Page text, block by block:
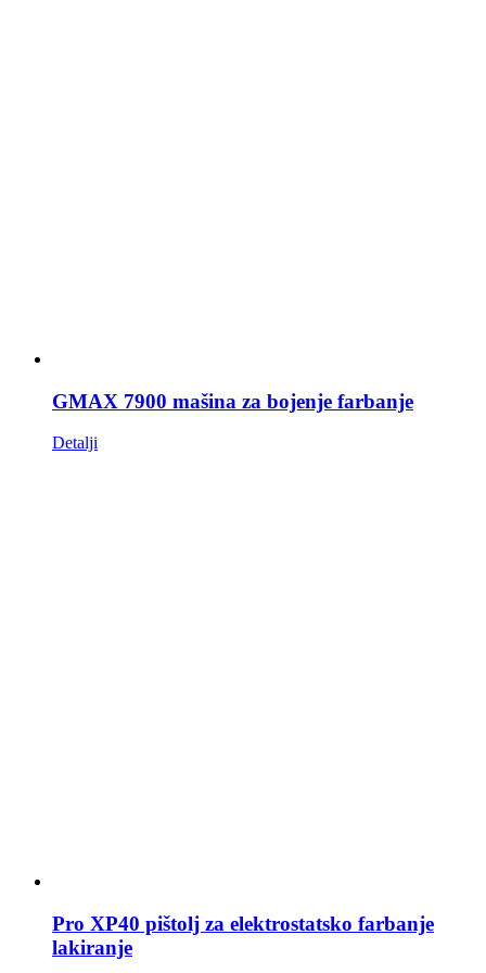
GMAX 7900 mašina za bojenje farbanje
Detalji
Pro XP40 pištolj za elektrostatsko farbanje
lakiranje